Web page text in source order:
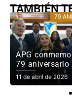
TAMBIÉN
79
APG
79 aniversario
José Rubén
Augusto
11 de abril de 2026